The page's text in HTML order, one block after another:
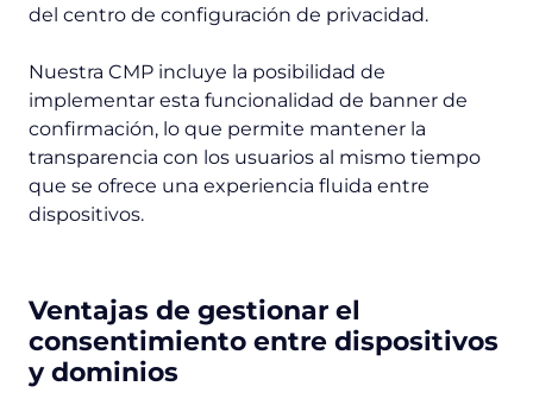
del centro de configuración de privacidad.
Nuestra CMP incluye la posibilidad de
implementar esta funcionalidad de banner de
confirmación, lo que permite mantener la
transparencia con los usuarios al mismo tiempo
que se ofrece una experiencia fluida entre
dispositivos.
Ventajas de gestionar el
consentimiento entre dispositivos
y dominios